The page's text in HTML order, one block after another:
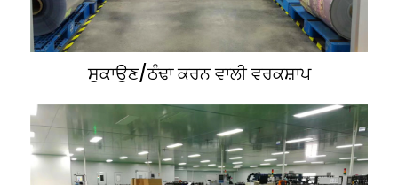
ਸੁਕਾਉਣ/ਠੰਢਾ ਕਰਨ ਵਾਲੀ ਵਰਕਸ਼ਾਪ